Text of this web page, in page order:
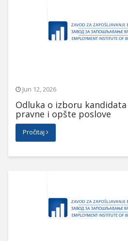
Jun 12, 2026
Odluka o izboru kandidata
pravne i opšte poslove
Pročitaj